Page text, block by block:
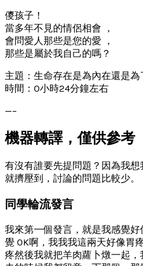
儍孩子！
當多年不見的情侶相會 ，
會問愛人那些是您的愛 ，
那些是屬於我自己的嗎？
主題：生命存在是為內在還是為
時間：0小時24分鐘左右
—–
機器轉譯，僅供參考
有沒有誰要先提問題？因為我
就擠壓到，討論的問題比較少。
同學輪流發言
我來第一個發言，就是我感覺
覺 OK啊，我我我這兩天好像胃
疼然後我就把羊肉蘿卜燉一起